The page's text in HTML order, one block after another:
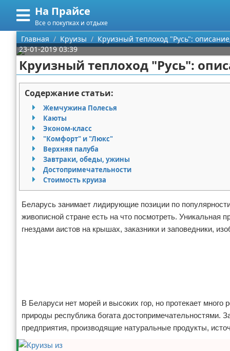
На Прайсе
Все о покупках и отдыхе
Меню
Главная
Категории
Разное про покупки
Aliexpress
Сделай онлайн
Кемпинг
Круизы
Что посетить
Отдых на природе
Аренда автомобилей
Поиск
О проекте
Контакты
Сотрудничество
Размещение рекламы
Условия предоставления информации
Главная Круизы
Круизный теплоход "Русь":
23-01-2019 03:39
Круизный теплоход "Русь":
Содержание статьи:
Жемчужина Полесья
Каюты
Эконом-класс
"Комфорт" и "Люкс"
Верхняя палуба
Завтраки, обеды, ужины
Достопримечательности
Стоимость круиза
Беларусь занимает лидирующие позиции по
живописной стране есть на что посмотреть. Уникальная
гнездами аистов на крышах, заказники и заповедники,
В Беларуси нет морей и высоких гор, но протекает
природы республика богата достопримечательностями.
предприятия, производящие натуральные продукты,